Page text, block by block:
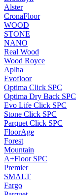
Alster
CronaFloor
WOOD
STONE
NANO
Real Wood
Wood Royce
Aplha
Evofloor
Optima Click SPC
Optima Dry Back SPC
Evo Life Click SPC
Stone Click SPC
Parquet Click SPC
FloorAge
Forest
Mountain
A+Floor SPC
Premier
SMALT
Fargo